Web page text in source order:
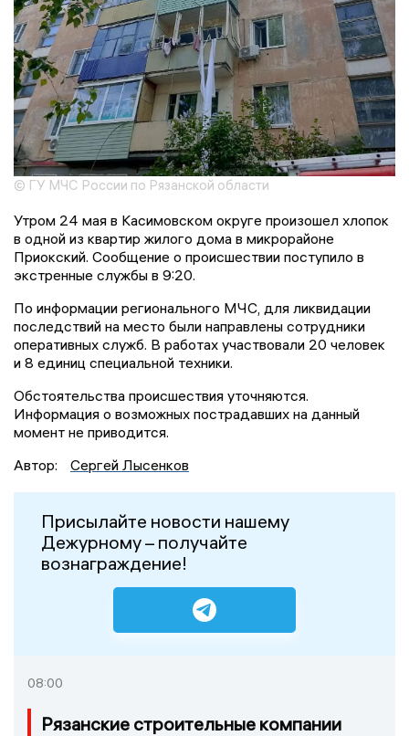
© ГУ МЧС России по Рязанской области
Утром 24 мая в Касимовском округе произошел хлопок
в одной из квартир жилого дома в микрорайоне
Приокский. Сообщение о происшествии поступило в
экстренные службы в 9:20.
По информации регионального МЧС, для ликвидации
последствий на место были направлены сотрудники
оперативных служб. В работах участвовали 20 человек
и 8 единиц специальной техники.
Обстоятельства происшествия уточняются.
Информация о возможных пострадавших на данный
момент не приводится.
Автор:
Сергей Лысенков
Присылайте новости нашему
Дежурному – получайте
вознаграждение!
08:00
Рязанские строительные компании